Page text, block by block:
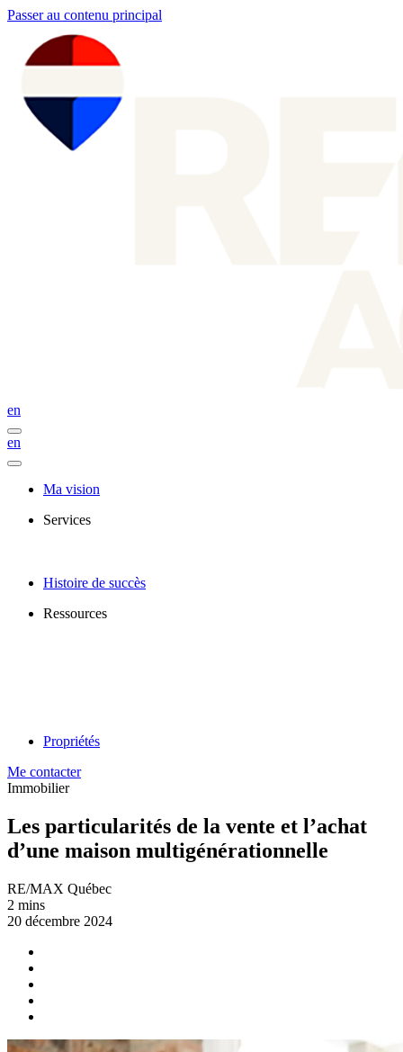
Passer au contenu principal
en
en
Ma vision
Services
Histoire de succès
Ressources
Propriétés
Me contacter
Immobilier
Les particularités de la vente et l’achat
d’une maison multigénérationnelle
RE/MAX Québec
2 mins
20 décembre 2024